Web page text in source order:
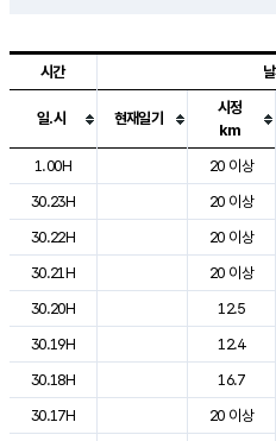
도시별 기상실황표로 지점, 날씨,
시간
일.시 현재일기
시정
km
1.00H
20 이상
30.23H
20 이상
30.22H
20 이상
30.21H
20 이상
30.20H
12.5
30.19H
12.4
30.18H
16.7
30.17H
20 이상